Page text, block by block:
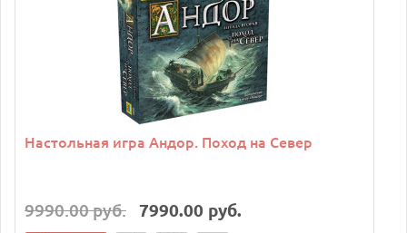
Настольная игра Андор. Поход на Север
9990.00 руб. 7990.00 руб.